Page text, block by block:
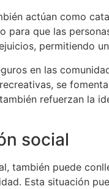
actúan como
que las
permitiendo
en las
se
refuerzan la
social
también puede
Esta situación